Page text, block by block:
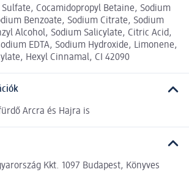
Cocamidopropyl Betaine, Sodium
Benzoate, Sodium Citrate, Sodium
Alcohol, Sodium Salicylate, Citric Acid,
EDTA, Sodium Hydroxide, Limonene,
Hexyl Cinnamal, CI 42090
Arcra és Hajra is
Kkt. 1097 Budapest, Könyves